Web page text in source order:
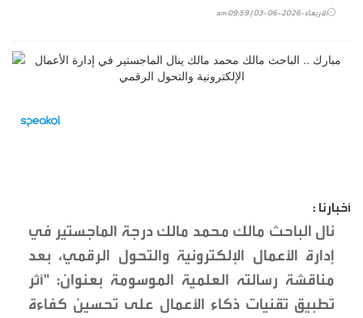
الأربعاء-2026-06-03 | 09:59 am
أخبارنا :
نال الباحث مالك محمد مالك درجة الماجستير في
إدارة الأعمال الإلكترونية والتحول الرقمي، بعد
مناقشة رسالته العلمية الموسومة بعنوان: "أثر
تطبيق تقنيات ذكاء الأعمال على تحسين كفاءة